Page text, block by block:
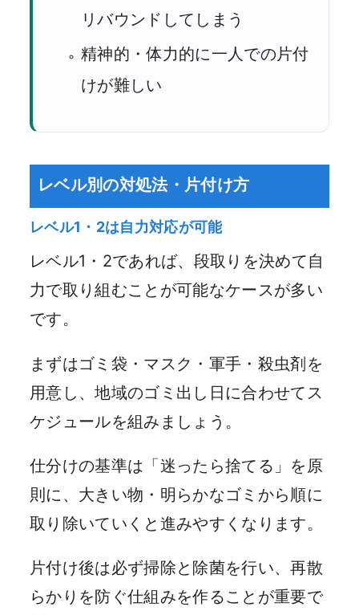
リバウンドしてしまう
精神的・体力的に一人での片付
けが難しい
レベル別の対処法・片付け方
レベル1・2は自力対応が可能
レベル1・2であれば、段取りを決めて自
力で取り組むことが可能なケースが多い
です。
まずはゴミ袋・マスク・軍手・殺虫剤を
用意し、地域のゴミ出し日に合わせてス
ケジュールを組みましょう。
仕分けの基準は「迷ったら捨てる」を原
則に、大きい物・明らかなゴミから順に
取り除いていくと進みやすくなります。
片付け後は必ず掃除と除菌を行い、再散
らかりを防ぐ仕組みを作ることが重要で